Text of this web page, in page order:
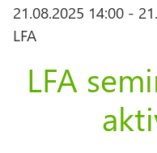
21.08.2025 14:00 -
LFA
LFA